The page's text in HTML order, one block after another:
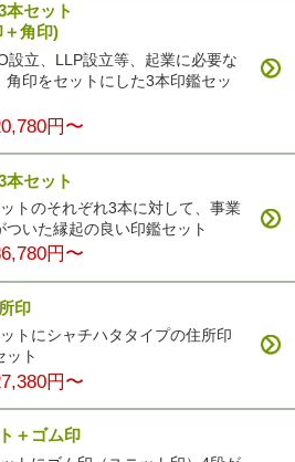
本セット
角印)
設立、LLP設立等、起業に必要な
角印をセットにした3本印鑑セッ
円〜
本セット
トのそれぞれ3本に対して、事業
ついた縁起の良い印鑑セット
円〜
印
トにシャチハタタイプの住所印
ット
円〜
＋ゴム印